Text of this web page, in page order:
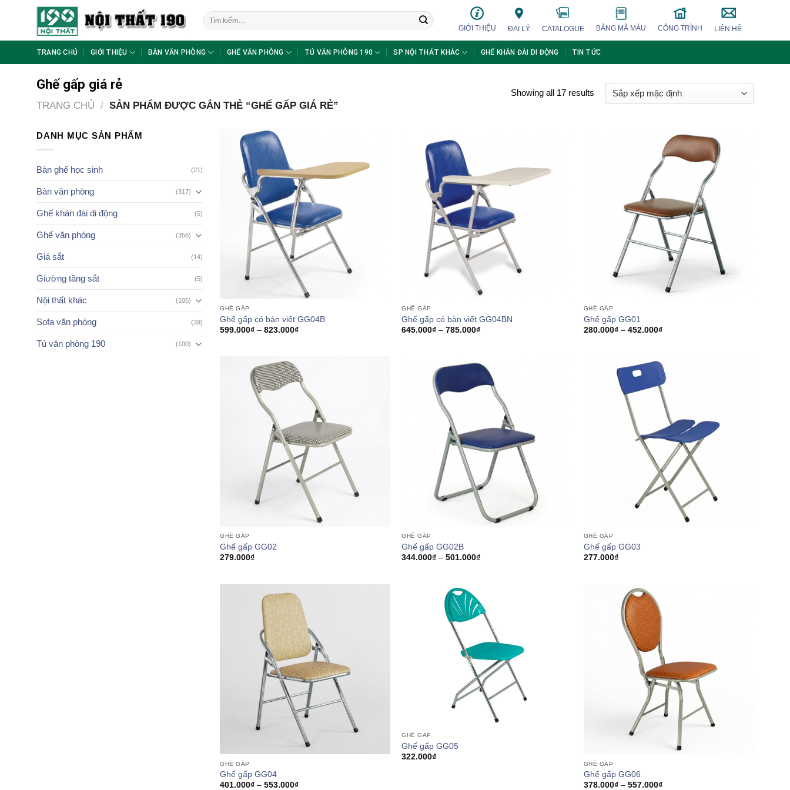
Tìm
kiếm:
GIỚI THIỆU ĐẠI LÝ CATALOGUE BẢNG MÃ MÀU CÔNG TRÌNH LIÊN HỆ
TRANG CHỦ GIỚI THIỆU BÀN VĂN PHÒNG GHẾ VĂN PHÒNG TỦ VĂN PHÒNG 190 SP NỘI THẤT KHÁC GHẾ KHÁN ĐÀI DI ĐỘNG TIN TỨC
Ghế gấp giá rẻ
TRANG CHỦ / SẢN PHẨM ĐƯỢC GẮN THẺ “GHẾ GẤP GIÁ RẺ”
Showing all 17 results
DANH MỤC SẢN PHẨM
Bàn ghế học sinh (21)
Bàn văn phòng (317)
Ghế khán đài di động (5)
Ghế văn phòng (356)
Giá sắt (14)
Giường tầng sắt (5)
Nội thất khác (105)
Sofa văn phòng (39)
Tủ văn phòng 190 (100)
GHẾ GẤP
Ghế gấp có bàn viết GG04B
599.000₫ – 823.000₫Khoảng
823.000₫
GHẾ GẤP
Ghế gấp có bàn viết GG04BN
645.000₫ – 785.000₫Khoảng
785.000₫
GHẾ GẤP
Ghế gấp GG01
280.000₫ – 452.000₫Khoảng
452.000₫
GHẾ GẤP
Ghế gấp GG02
279.000₫
GHẾ GẤP
Ghế gấp GG02B
344.000₫ – 501.000₫Khoảng
GHẾ GẤP
Ghế gấp GG03
277.000₫
GHẾ GẤP
Ghế gấp GG04
401.000₫ – 553.000₫Khoảng
GHẾ GẤP
Ghế gấp GG05
322.000₫
GHẾ GẤP
Ghế gấp GG06
378.000₫ – 557.000₫Khoảng